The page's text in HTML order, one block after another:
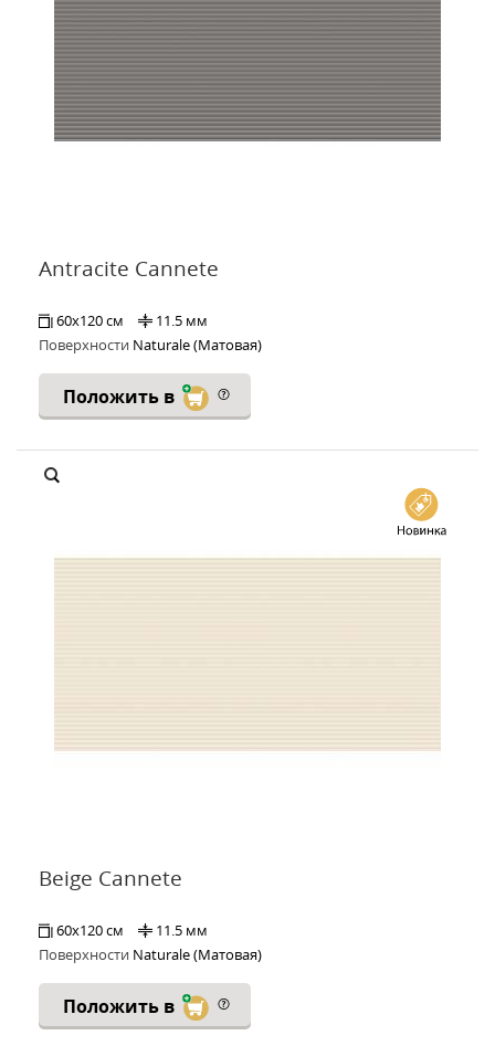
Antracite Cannete
60x120 см
11.5 мм
Поверхности Naturale (Матовая)
Положить в
Beige Cannete
60x120 см
11.5 мм
Поверхности Naturale (Матовая)
Положить в